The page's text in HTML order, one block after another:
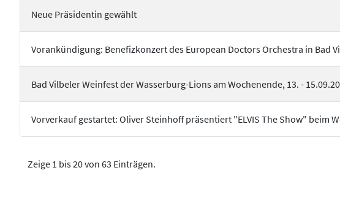
Neue Präsidentin gewählt
Vorankündigung: Benefizkonzert des European Doctors Orchestra in Bad
Bad Vilbeler Weinfest der Wasserburg-Lions am Wochenende, 13. -
Vorverkauf gestartet: Oliver Steinhoff präsentiert "ELVIS The Show" beim
Zeige 1 bis 20 von 63 Einträgen.